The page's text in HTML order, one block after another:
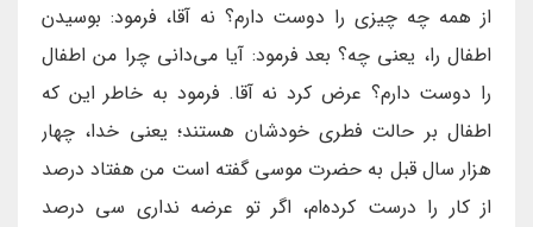
از همه چه چیزی را دوست دارم؟ نه آقا، فرمود: بوسیدن
اطفال را، یعنی چه؟ بعد فرمود: آیا می‌دانی چرا من اطفال
را دوست دارم؟ عرض کرد نه آقا. فرمود به خاطر این که
اطفال بر حالت فطری خودشان هستند؛ یعنی خدا، چهار
هزار سال قبل به حضرت موسی گفته است من هفتاد درصد
از کار را درست کرده‌ام، اگر تو عرضه نداری سی درصد